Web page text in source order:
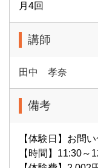
月4回
講師
田中 孝奈
備考
【体験日】お問
【時間】11:30～